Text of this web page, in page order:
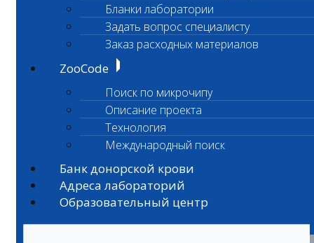
Бланки лаборатории
Задать вопрос специалисту
Заказ расходных материалов
ZooCode
Поиск по микрочипу
Описание проекта
Технология
Международный поиск
Банк донорской крови
Адреса лабораторий
Образовательный центр